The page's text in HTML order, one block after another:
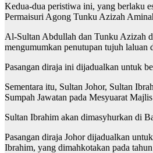
Kedua-dua peristiwa ini, yang berlaku
Permaisuri Agong Tunku Azizah
Al-Sultan Abdullah dan Tunku Azizah
mengumumkan penutupan tujuh laluan
Pasangan diraja ini dijadualkan untuk
Sementara itu, Sultan Johor, Sultan
Sumpah Jawatan pada Mesyuarat
Sultan Ibrahim akan dimasyhurkan di
Pasangan diraja Johor dijadualkan
Ibrahim, yang dimahkotakan pada